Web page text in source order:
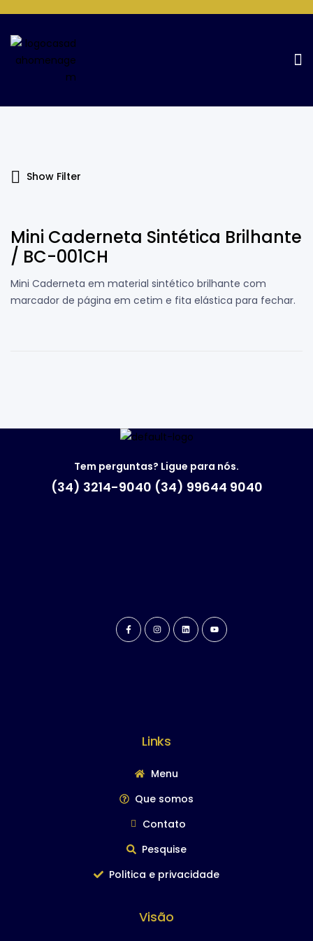
Products Tagged “sem Pauta”
Home Page
Show Filter
Mini Caderneta Sintética Brilhante
/ BC-001CH
Mini Caderneta em material sintético brilhante com
marcador de página em cetim e fita elástica para fechar.
Tem perguntas? Ligue para nós.
(34) 3214-9040 (34) 99644 9040
Links
Menu
Que somos
Contato
Pesquise
Politica e privacidade
Visão